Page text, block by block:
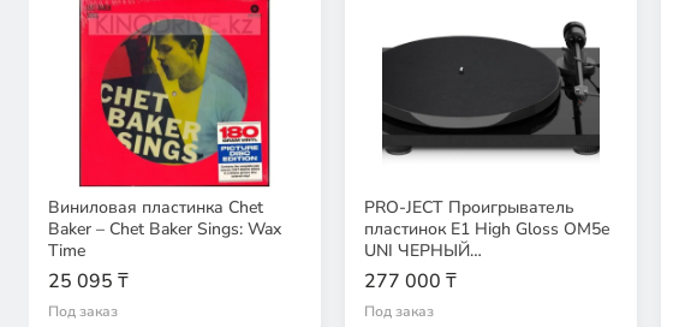
Виниловая пластинка Chet
Baker – Chet Baker Sings: Wax
Time
25 095 ₸
Под заказ
PRO-JECT Проигрыватель
пластинок Е1 High Gloss ОМ5е
UNI ЧЕРНЫЙ
EAN:9120122291801
277 000 ₸
Под заказ